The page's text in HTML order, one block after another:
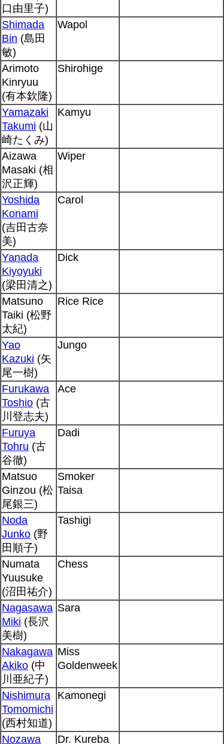
口由里子)
Shimada
Bin (島田
敏)
Wapol
Arimoto
Kinryuu
(有本欽隆)
Shirohige
Yamazaki
Takumi (山
崎たくみ)
Kamyu
Aizawa
Masaki (相
沢正輝)
Wiper
Yoshida
Konami
(吉田古奈
美)
Carol
Yanada
Kiyoyuki
(梁田清之)
Dick
Matsuno
Taiki (松野
太紀)
Rice Rice
Yao
Kazuki (矢
尾一樹)
Jungo
Furukawa
Toshio (古
川登志夫)
Ace
Furuya
Tohru (古
谷徹)
Dadi
Matsuo
Ginzou (松
尾銀三)
Smoker
Taisa
Noda
Junko (野
田順子)
Tashigi
Numata
Yuusuke
(沼田祐介)
Chess
Nagasawa
Miki (長沢
美樹)
Sara
Nakagawa
Akiko (中
川亜紀子)
Miss
Goldenweek
Nishimura
Tomomichi
(西村知道)
Kamonegi
Nozawa
Dr. Kureba